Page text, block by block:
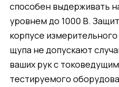
способен выдерживать
уровнем до 1000 В.
корпусе
щупа не допускают
ваших рук с
тестируемого